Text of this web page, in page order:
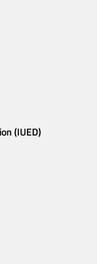
(IUED)